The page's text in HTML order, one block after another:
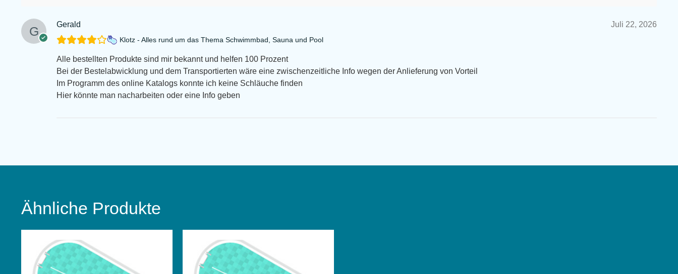
Gerald Juli 22, 2026
Klotz - Alles rund um das Thema Schwimmbad, Sauna und Pool
Alle bestellten Produkte sind mir bekannt und helfen 100 Prozent
Bei der Bestelabwicklung und dem Transportierten wäre eine zwischenzeitliche Info wegen der Anlieferung von Vorteil
Im Programm des online Katalogs konnte ich keine Schläuche finden
Hier könnte man nacharbeiten oder eine Info geben
Ähnliche Produkte